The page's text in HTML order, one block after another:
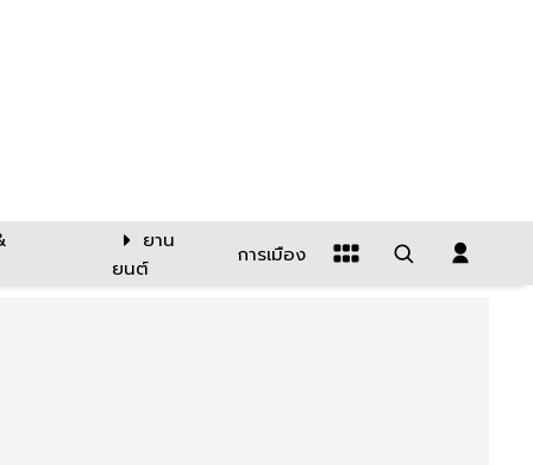
ยาน
ยนต์
การเมือง